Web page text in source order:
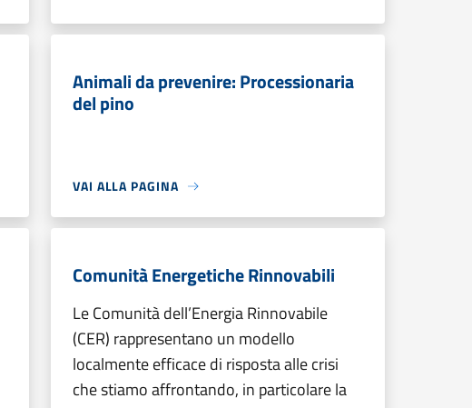
Animali da prevenire: Processionaria
del pino
VAI ALLA PAGINA
Comunità Energetiche Rinnovabili
Le Comunità dell’Energia Rinnovabile
(CER) rappresentano un modello
localmente efficace di risposta alle crisi
che stiamo affrontando, in particolare la